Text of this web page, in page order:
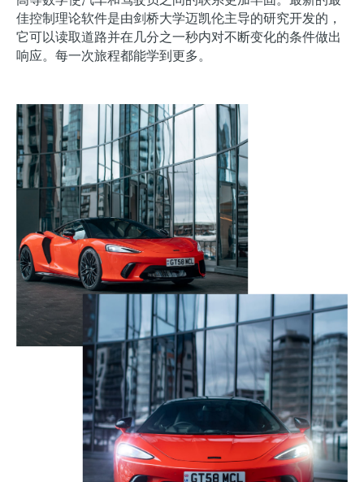
佳控制理论软件是由剑桥大学迈凯伦主导的研究开发的，
它可以读取道路并在几分之一秒内对不断变化的条件做出
响应。每一次旅程都能学到更多。